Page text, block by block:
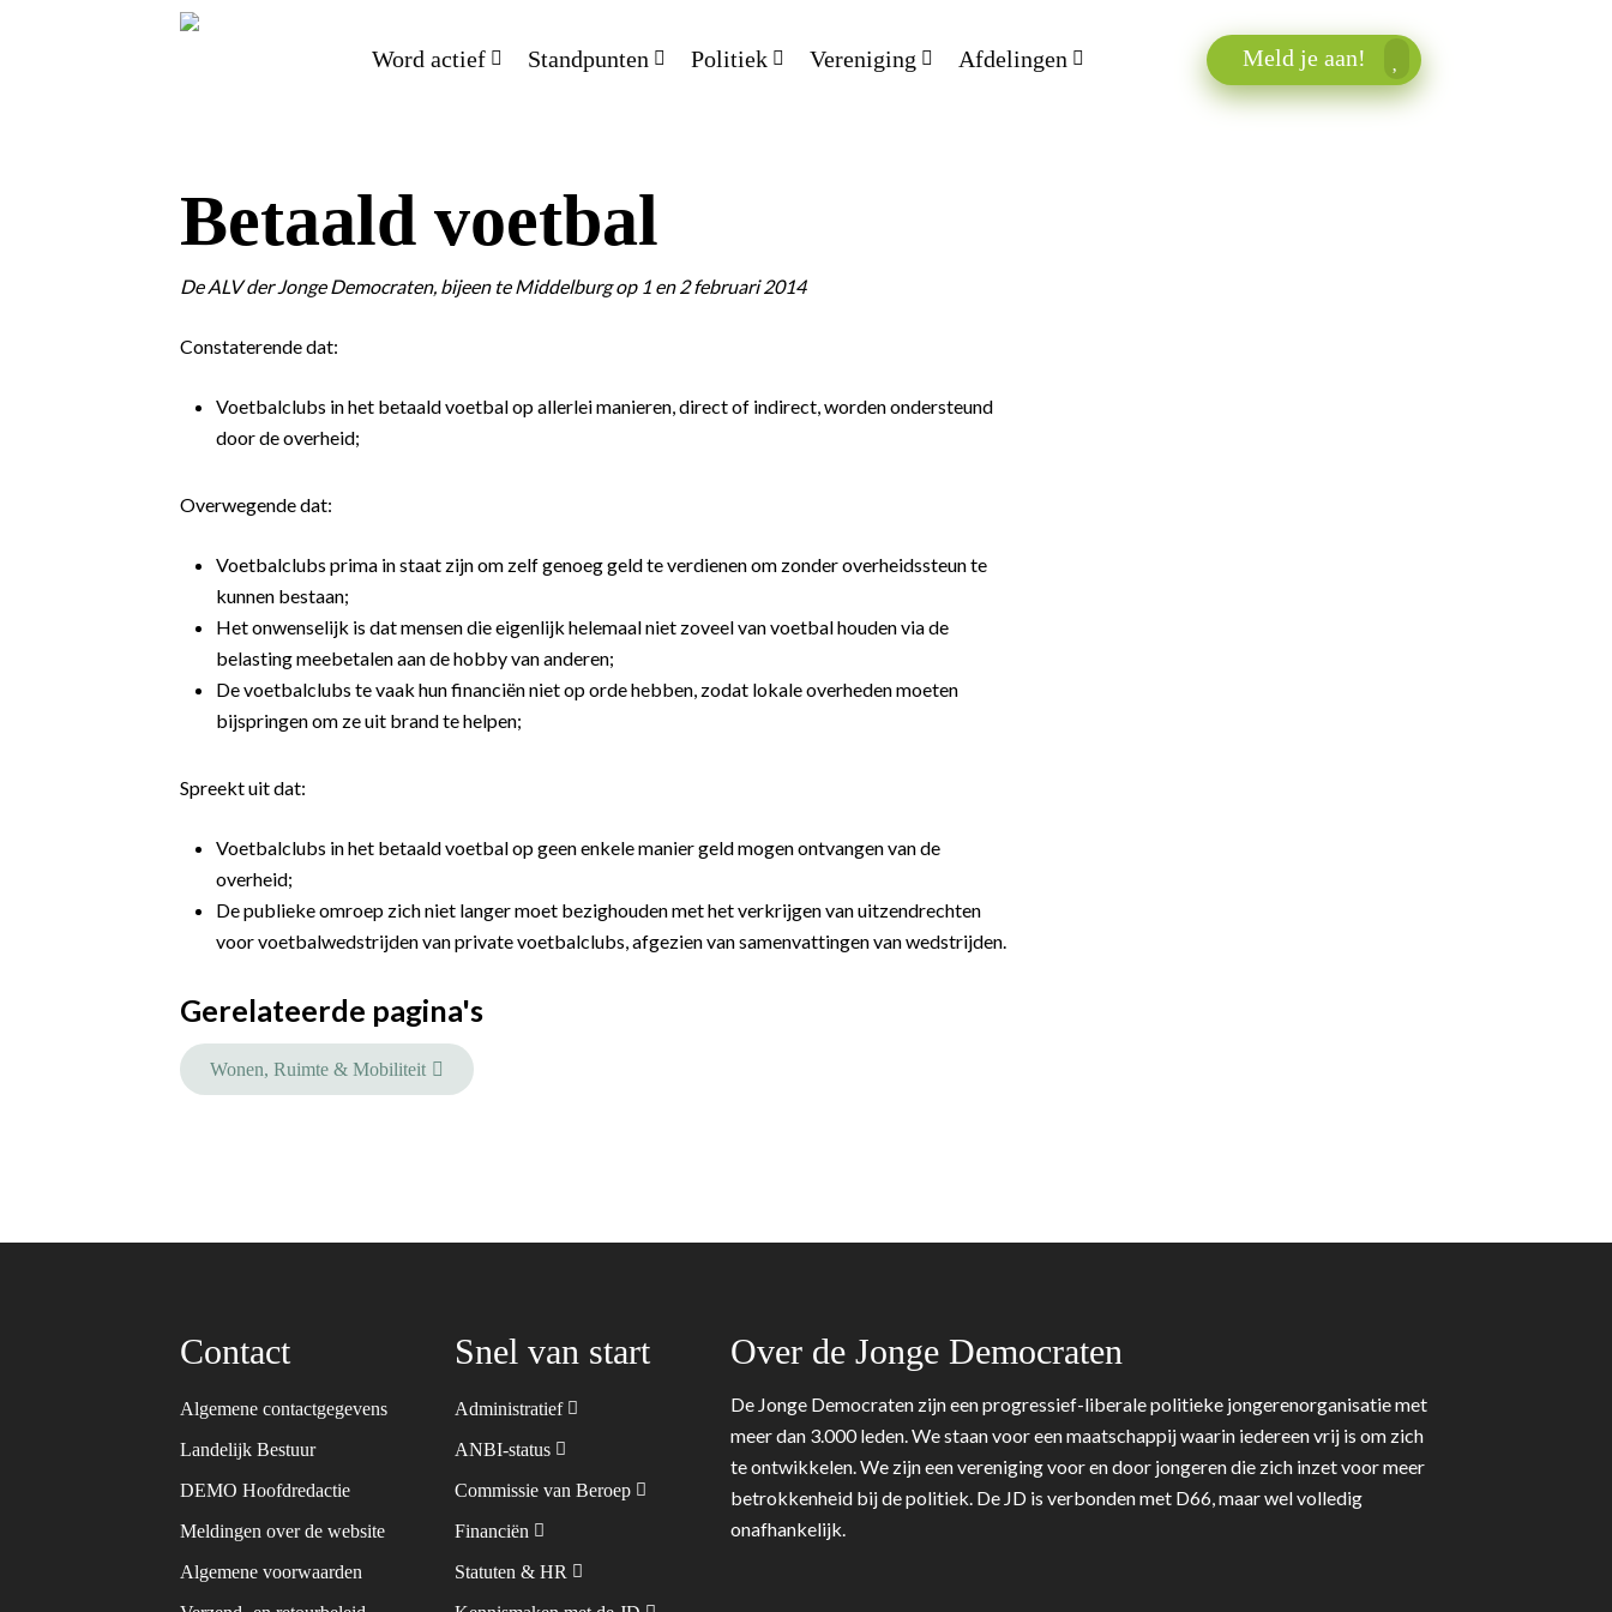
Word actief Standpunten Politiek Vereniging Afdelingen Meld je aan!
Betaald voetbal
De ALV der Jonge Democraten, bijeen te Middelburg op 1 en 2 februari 2014
Constaterende dat:
Voetbalclubs in het betaald voetbal op allerlei manieren, direct of indirect, worden ondersteund
door de overheid;
Overwegende dat:
Voetbalclubs prima in staat zijn om zelf genoeg geld te verdienen om zonder overheidssteun te
kunnen bestaan;
Het onwenselijk is dat mensen die eigenlijk helemaal niet zoveel van voetbal houden via de
belasting meebetalen aan de hobby van anderen;
De voetbalclubs te vaak hun financiën niet op orde hebben, zodat lokale overheden moeten
bijspringen om ze uit brand te helpen;
Spreekt uit dat:
Voetbalclubs in het betaald voetbal op geen enkele manier geld mogen ontvangen van de
overheid;
De publieke omroep zich niet langer moet bezighouden met het verkrijgen van uitzendrechten
voor voetbalwedstrijden van private voetbalclubs, afgezien van samenvattingen van wedstrijden.
Gerelateerde pagina's
Wonen, Ruimte & Mobiliteit
Contact
Algemene contactgegevens
Landelijk Bestuur
DEMO Hoofdredactie
Meldingen over de website
Algemene voorwaarden
Snel van start
Administratief
ANBI-status
Commissie van Beroep
Financiën
Statuten & HR
Over de Jonge Democraten
De Jonge Democraten zijn een progressief-liberale politieke jongerenorganisatie met
meer dan 3.000 leden. We staan voor een maatschappij waarin iedereen vrij is om zich
te ontwikkelen. We zijn een vereniging voor en door jongeren die zich inzet voor meer
betrokkenheid bij de politiek. De JD is verbonden met D66, maar wel volledig
onafhankelijk.